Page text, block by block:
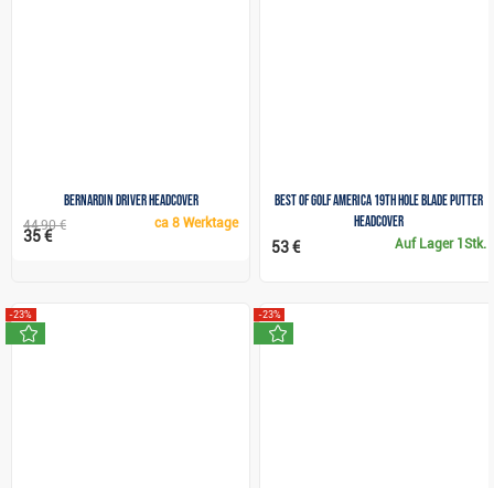
Bernardin Driver headcover
ca8 Werktage
44,90 €
35 €
Best of Golf America 19th Hole Blade Putter
Headcover
Auf Lager 1Stk.
53 €
-23% -23%